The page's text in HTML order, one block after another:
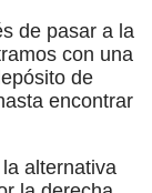
de pasar a la
con una
de
encontrar
alternativa